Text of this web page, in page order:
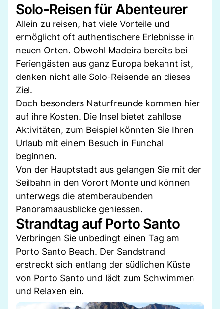
Solo-Reisen für Abenteurer
Allein zu reisen, hat viele Vorteile und
ermöglicht oft authentischere Erlebnisse in
neuen Orten. Obwohl Madeira bereits bei
Feriengästen aus ganz Europa bekannt ist,
denken nicht alle Solo-Reisende an dieses
Ziel.
Doch besonders Naturfreunde kommen hier
auf ihre Kosten. Die Insel bietet zahllose
Aktivitäten, zum Beispiel könnten Sie Ihren
Urlaub mit einem Besuch in Funchal
beginnen.
Von der Hauptstadt aus gelangen Sie mit der
Seilbahn in den Vorort Monte und können
unterwegs die atemberaubenden
Panoramaausblicke geniessen.
Strandtag auf Porto Santo
Verbringen Sie unbedingt einen Tag am
Porto Santo Beach. Der Sandstrand
erstreckt sich entlang der südlichen Küste
von Porto Santo und lädt zum Schwimmen
und Relaxen ein.